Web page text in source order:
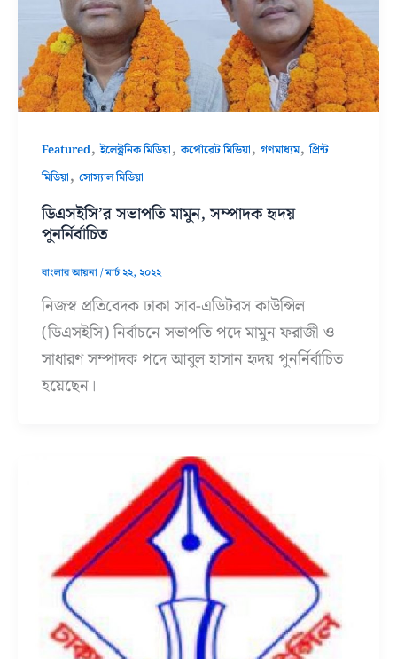
Featured,ইলেক্ট্রনিক মিডিয়া,কর্পোরেট মিডিয়া,গণমাধ্যম,প্রিন্ট
মিডিয়া,সোস্যাল মিডিয়া
ডিএসইসি’র সভাপতি মামুন, সম্পাদক হৃদয়
পুনর্নির্বাচিত
বাংলার আয়না/মার্চ ২২, ২০২২
নিজস্ব প্রতিবেদক ঢাকা সাব-এডিটরস কাউন্সিল
(ডিএসইসি) নির্বাচনে সভাপতি পদে মামুন ফরাজী ও
সাধারণ সম্পাদক পদে আবুল হাসান হৃদয় পুনর্নির্বাচিত
হয়েছেন।